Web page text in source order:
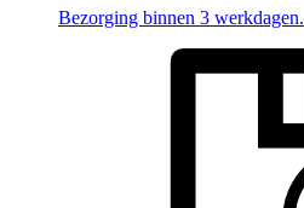
Bezorging binnen 3 werkdagen.